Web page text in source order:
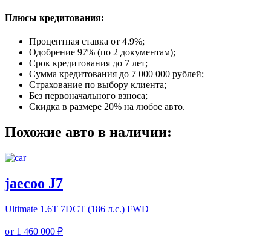
Плюсы кредитования:
Процентная ставка от 4.9%;
Одобрение 97% (по 2 документам);
Срок кредитования до 7 лет;
Сумма кредитования до 7 000 000 рублей;
Страхование по выбору клиента;
Без первоначального взноса;
Скидка в размере 20% на любое авто.
Похожие авто в наличии:
jaecoo J7
Ultimate 1.6T 7DCT (186 л.с.) FWD
от 1 460 000 ₽